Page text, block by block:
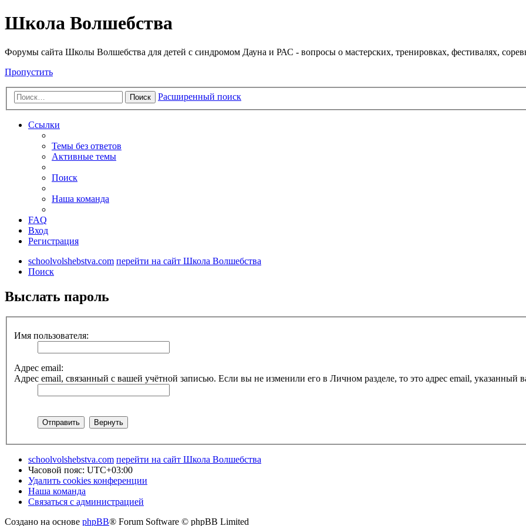
Школа Волшебства
Форумы сайта Школы Волшебства для детей с синдромом Дауна и РАС - вопросы о мастерских, тренировках, фестивалях,
Пропустить
Поиск Расширенный поиск
Ссылки
Темы без ответов
Активные темы
Поиск
Наша команда
FAQ
Вход
Регистрация
schoolvolshebstva.com перейти на сайт Школа Волшебства
Поиск
Выслать пароль
Имя пользователя:
Адрес email:
Адрес email, связанный с вашей учётной записью. Если вы не изменили его в Личном разделе, то это адрес email, указанный
schoolvolshebstva.com перейти на сайт Школа Волшебства
Часовой пояс: UTC+03:00
Удалить cookies конференции
Наша команда
Связаться с администрацией
Создано на основе phpBB® Forum Software © phpBB Limited